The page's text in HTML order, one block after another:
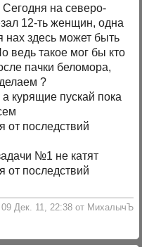
Сегодня на северо-
12-ть женщин, одна
нах здесь может быть
ведь такое мог бы кто
пачки беломора,
?
курящие пускай пока
№1 не катят
Дек. 11, 22:38 от МихалычЪ